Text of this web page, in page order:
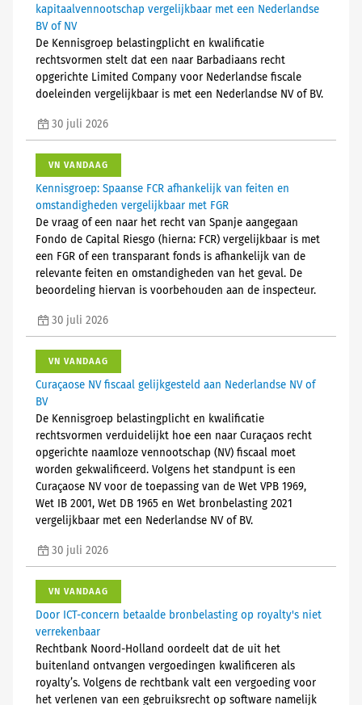
kapitaalvennootschap vergelijkbaar met een Nederlandse
BV of NV
De Kennisgroep belastingplicht en kwalificatie
rechtsvormen stelt dat een naar Barbadiaans recht
opgerichte Limited Company voor Nederlandse fiscale
doeleinden vergelijkbaar is met een Nederlandse NV of BV.
30 juli 2026
VN VANDAAG
Kennisgroep: Spaanse FCR afhankelijk van feiten en
omstandigheden vergelijkbaar met FGR
De vraag of een naar het recht van Spanje aangegaan
Fondo de Capital Riesgo (hierna: FCR) vergelijkbaar is met
een FGR of een transparant fonds is afhankelijk van de
relevante feiten en omstandigheden van het geval. De
beoordeling hiervan is voorbehouden aan de inspecteur.
30 juli 2026
VN VANDAAG
Curaçaose NV fiscaal gelijkgesteld aan Nederlandse NV of
BV
De Kennisgroep belastingplicht en kwalificatie
rechtsvormen verduidelijkt hoe een naar Curaçaos recht
opgerichte naamloze vennootschap (NV) fiscaal moet
worden gekwalificeerd. Volgens het standpunt is een
Curaçaose NV voor de toepassing van de Wet VPB 1969,
Wet IB 2001, Wet DB 1965 en Wet bronbelasting 2021
vergelijkbaar met een Nederlandse NV of BV.
30 juli 2026
VN VANDAAG
Door ICT-concern betaalde bronbelasting op royalty's niet
verrekenbaar
Rechtbank Noord-Holland oordeelt dat de uit het
buitenland ontvangen vergoedingen kwalificeren als
royalty’s. Volgens de rechtbank valt een vergoeding voor
het verlenen van een gebruiksrecht op software namelijk